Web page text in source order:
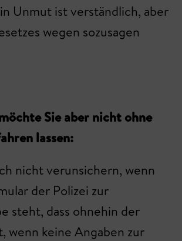
Unmut ist verständlich, aber
wegen sozusagen
Sie aber nicht ohne
lassen:
nicht verunsichern, wenn
der Polizei zur
steht, dass ohnehin der
wenn keine Angaben zur